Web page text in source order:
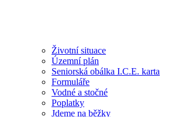
Životní situace
Územní plán
Seniorská obálka I.C.E. karta
Formuláře
Vodné a stočné
Poplatky
Jdeme na běžky